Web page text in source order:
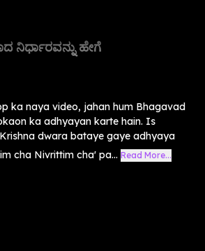
ನಿರ್ಧಾರವನ್ನು ಹೇಗೆ
ka naya video, jahan hum Bhagavad
ka adhyayan karte hain. Is
dwara bataye gaye adhyaya
cha Nivrittim cha' pa... Read More...